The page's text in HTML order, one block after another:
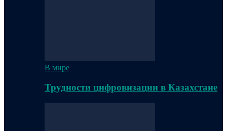
В мире
Трудности цифровизации в Казахстане